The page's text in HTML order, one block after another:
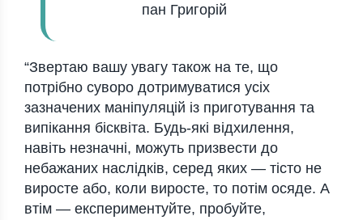
пан Григорій
“Звертаю вашу увагу також на те, що
потрібно суворо дотримуватися усіх
зазначених маніпуляцій із приготування та
випікання бісквіта. Будь-які відхилення,
навіть незначні, можуть призвести до
небажаних наслідків, серед яких — тісто не
виросте або, коли виросте, то потім осяде. А
втім — експериментуйте, пробуйте,